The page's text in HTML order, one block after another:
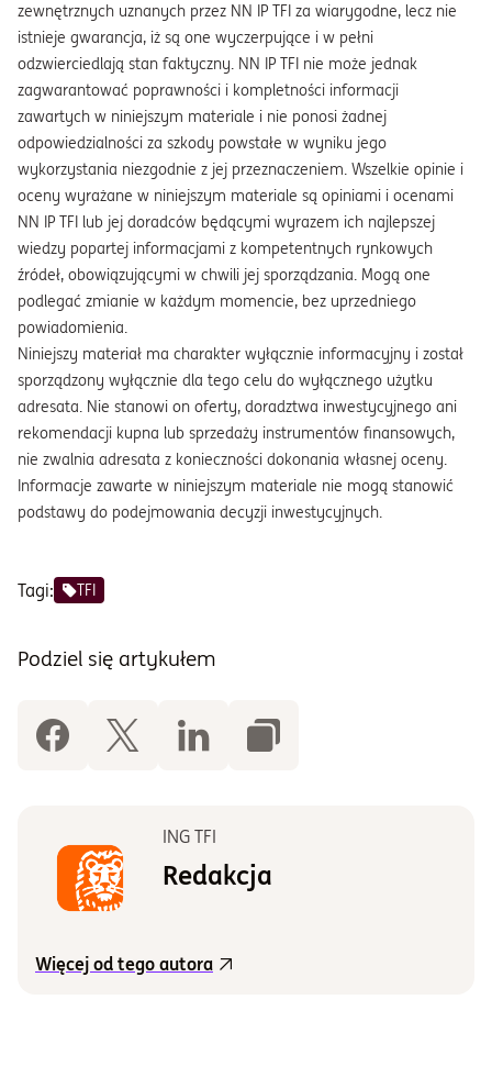
zewnętrznych uznanych przez NN IP TFI za wiarygodne, lecz nie
istnieje gwarancja, iż są one wyczerpujące i w pełni
odzwierciedlają stan faktyczny. NN IP TFI nie może jednak
zagwarantować poprawności i kompletności informacji
zawartych w niniejszym materiale i nie ponosi żadnej
odpowiedzialności za szkody powstałe w wyniku jego
wykorzystania niezgodnie z jej przeznaczeniem. Wszelkie opinie i
oceny wyrażane w niniejszym materiale są opiniami i ocenami
NN IP TFI lub jej doradców będącymi wyrazem ich najlepszej
wiedzy popartej informacjami z kompetentnych rynkowych
źródeł, obowiązującymi w chwili jej sporządzania. Mogą one
podlegać zmianie w każdym momencie, bez uprzedniego
powiadomienia.
Niniejszy materiał ma charakter wyłącznie informacyjny i został
sporządzony wyłącznie dla tego celu do wyłącznego użytku
adresata. Nie stanowi on oferty, doradztwa inwestycyjnego ani
rekomendacji kupna lub sprzedaży instrumentów finansowych,
nie zwalnia adresata z konieczności dokonania własnej oceny.
Informacje zawarte w niniejszym materiale nie mogą stanowić
podstawy do podejmowania decyzji inwestycyjnych.
Tagi: TFI
Podziel się artykułem
ING TFI
Redakcja
Więcej od tego autora